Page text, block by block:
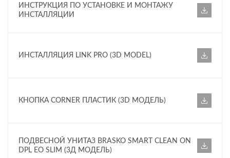
ИНСТРУКЦИЯ ПО УСТАНОВКЕ И МОНТАЖУ
ИНСТАЛЛЯЦИИ
ИНСТАЛЛЯЦИЯ LINK PRO (3D MODEL)
КНОПКА CORNER ПЛАСТИК (3D МОДЕЛЬ)
ПОДВЕСНОЙ УНИТАЗ BRASKO SMART CLEAN ON
DPL EO SLIM (3Д МОДЕЛЬ)